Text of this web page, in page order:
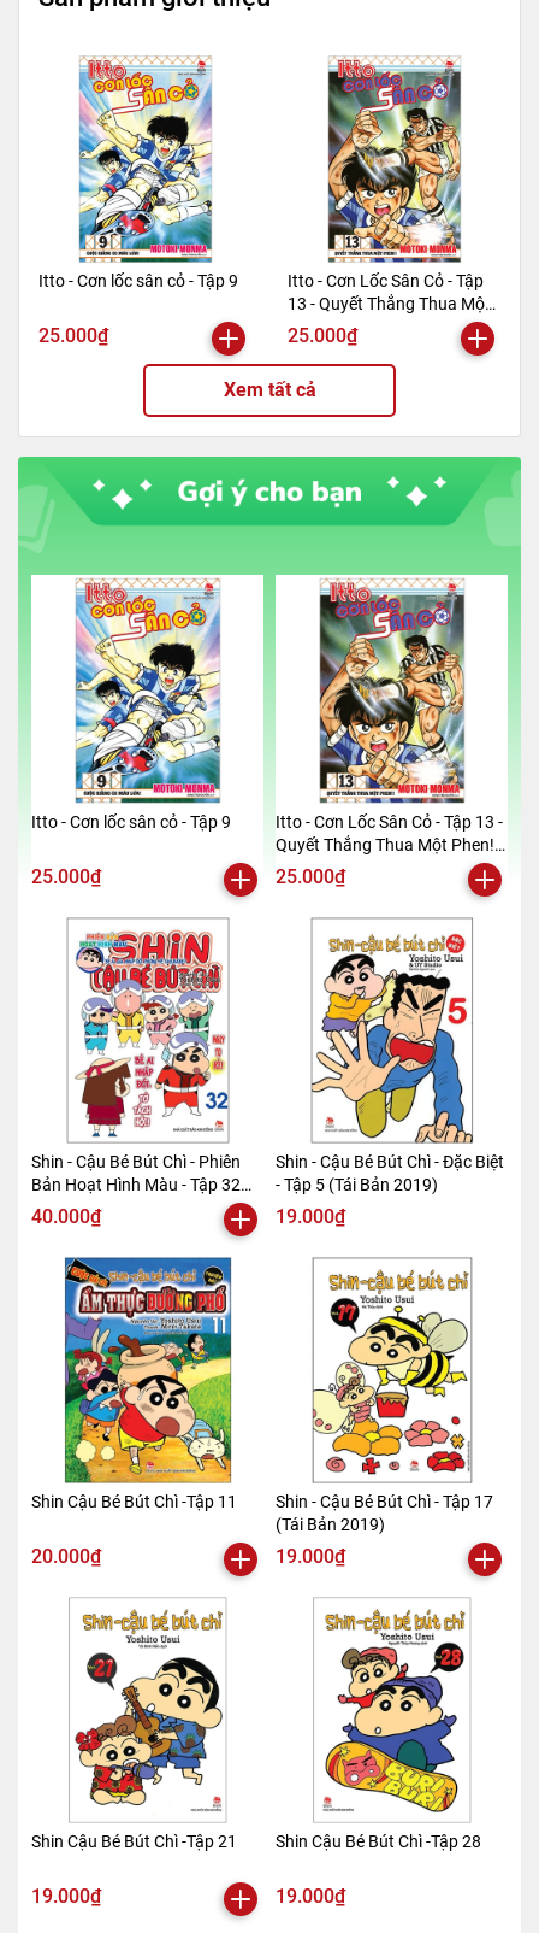
Tác giả
Gosho Aoyama
Tên NCC
Nhà xuất bản Kim Đồng
Kim Đồng
Kích thước bao bì18 x13cm
Trọng lượng (gr) 200
Số trang
160
Hình thức
Bìa mềm
Itto - Cơn lốc sân cỏ - Tập 9
25.000₫
Itto - Cơn Lốc Sân Cỏ - Tập
13 - Quyết Thắng Thua Một
Phen!! (Tái Bản 2024)
25.000₫
Xem tất cả
Itto - Cơn lốc sân cỏ - Tập 9
25.000₫
Itto - Cơn Lốc Sân Cỏ - Tập 13 -
Quyết Thắng Thua Một Phen!!
(Tái Bản 2024)
25.000₫
Shin - Cậu Bé Bút Chì - Phiên
Bản Hoạt Hình Màu - Tập 32
(Tái Bản 2019)
40.000₫
Shin - Cậu Bé Bút Chì - Đặc Biệt
- Tập 5 (Tái Bản 2019)
19.000₫
Shin Cậu Bé Bút Chì -Tập 11
20.000₫
Shin - Cậu Bé Bút Chì - Tập 17
(Tái Bản 2019)
19.000₫
Shin Cậu Bé Bút Chì -Tập 21
19.000₫
Shin Cậu Bé Bút Chì -Tập 28
19.000₫